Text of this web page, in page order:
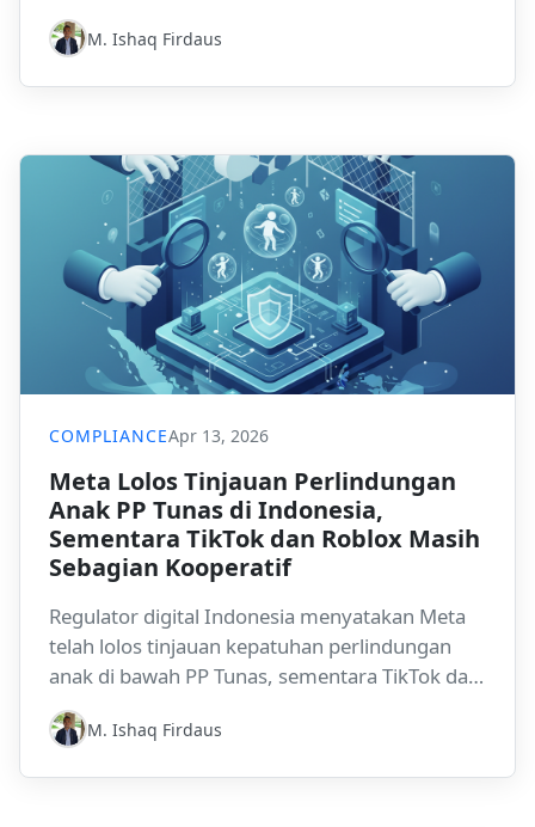
di industri pinjaman online. Kasus ini menyoroti
bagaimana perlindungan konsumen, hukum
asosiasi industri.
M. Ishaq Firdaus
COMPLIANCEApr 13, 2026
Meta Lolos Tinjauan Perlindungan
Anak PP Tunas di Indonesia,
Sementara TikTok dan Roblox Masih
Sebagian Kooperatif
Regulator digital Indonesia menyatakan Meta
telah lolos tinjauan kepatuhan perlindungan
anak di bawah PP Tunas, sementara TikTok dan
Roblox masih melakukan penyesuaian
bertahap. Perkembangan ini menunjukkan
M. Ishaq Firdaus